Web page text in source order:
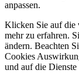
anpassen.
Klicken Sie auf die
mehr zu erfahren.
ändern. Beachten
Cookies
und auf die